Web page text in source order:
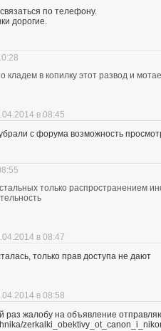
по телефону.
дорогие.
кладем в копилку этот развод и
в 08:45
с форума возможность
только распространением
в 08:47
только прав доступа не дают
в 08:58
раз жалобу на объявление